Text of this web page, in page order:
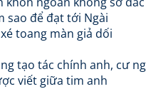
sao để đạt tới Ngài
toang màn giả dối
tạo tác chính anh, cư
viết giữa tim anh